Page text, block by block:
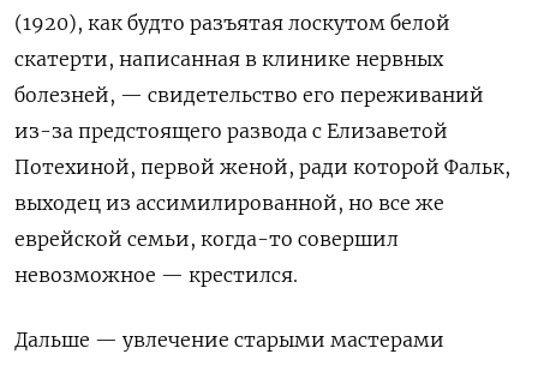
(1920), как будто разъятая лоскутом белой
скатерти, написанная в клинике нервных
болезней, — свидетельство его переживаний
из-за предстоящего развода с Елизаветой
Потехиной, первой женой, ради которой Фальк,
выходец из ассимилированной, но все же
еврейской семьи, когда-то совершил
невозможное — крестился.
Дальше — увлечение старыми мастерами